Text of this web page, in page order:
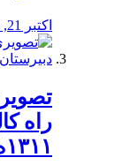
اکتبر 21, 2019
راه
۱۳۱۱ه ش